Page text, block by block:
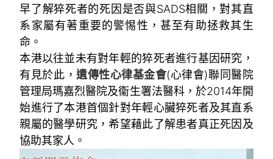
早了解猝死者的死因是否與SADS相關，對其直
系家屬有著重要的警惕性，甚至有助拯救其生
命。
本港以往並未有對年輕的猝死者進行基因研究，
有見於此，遺傳性心律基金會(心律會)聯同醫院
管理局瑪嘉烈醫院及衞生署法醫科，於2014年開
始進行了本港首個針對年輕心臟猝死者及其直系
親屬的醫學研究，希望藉此了解患者真正死因及
協助其家人。